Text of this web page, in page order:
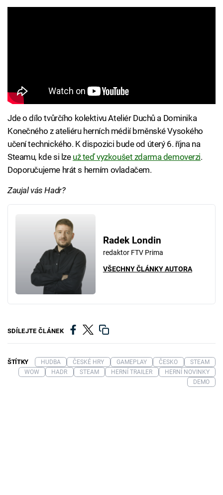
Jde o dílo tvůrčího kolektivu Ateliér Duchů a Dominika
Konečného z ateliéru herních médií brněnské Vysokého
učení technického. K dispozici bude od úterý 6. října na
Steamu, kde si lze už teď vyzkoušet zdarma demoverzi.
Doporučujeme hrát s herním ovladačem.
Zaujal vás Hadr?
Radek Londin
redaktor FTV Prima
VŠECHNY ČLÁNKY AUTORA
SDÍLEJTE ČLÁNEK
ŠTÍTKY HUDBA ČESKÉ HRY GAMEPLAY ČESKO
STEAM
WOW
HADR STEAM HERNÍ TRAILER
HERNÍ NOVINKY
DEMO